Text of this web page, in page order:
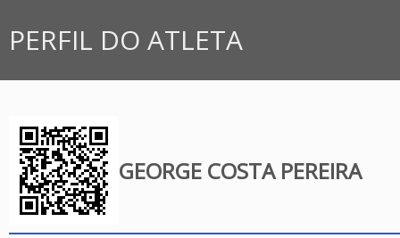
PERFIL DO ATLETA
GEORGE COSTA PEREIRA